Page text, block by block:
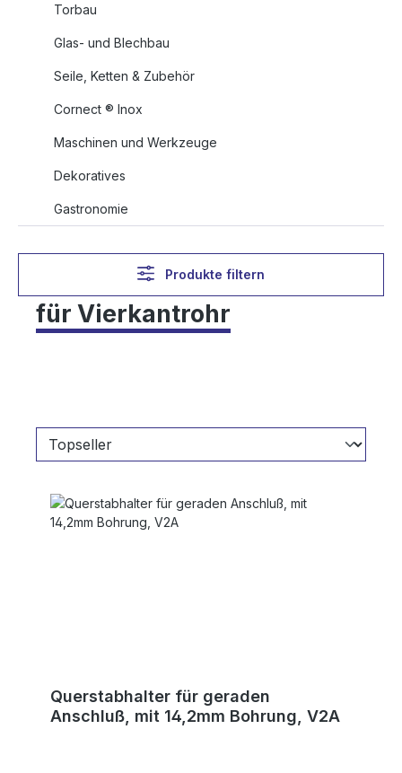
Torbau
Glas- und Blechbau
Seile, Ketten & Zubehör
Cornect ® Inox
Maschinen und Werkzeuge
Dekoratives
Gastronomie
Produkte filtern
für Vierkantrohr
Querstabhalter für geraden
Anschluß, mit 14,2mm Bohrung, V2A